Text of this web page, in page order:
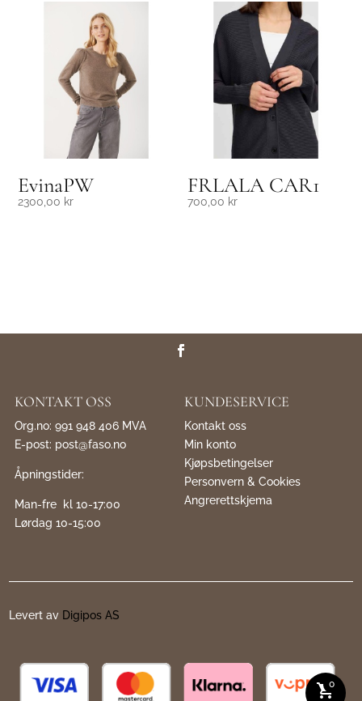
shopping_cart
0
EvinaPW
2300,00 kr
FRLALA CAR1
700,00 kr
KONTAKT OSS
Org.no: 991 948 406 MVA
E-post: post@faso.no
Åpningstider:
Man-fre kl 10-17:00
Lørdag 10-15:00
KUNDESERVICE
Kontakt oss
Min konto
Kjøpsbetingelser
Personvern & Cookies
Angrerettskjema
Levert av Digipos AS